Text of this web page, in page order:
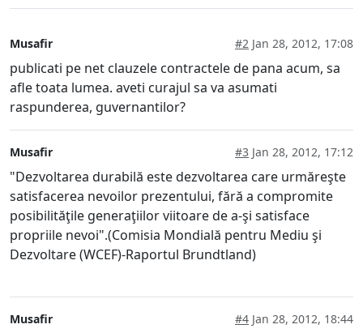
Musafir #2 Jan 28, 2012, 17:08
publicati pe net clauzele contractele de pana acum, sa
afle toata lumea. aveti curajul sa va asumati
raspunderea, guvernantilor?
Musafir #3 Jan 28, 2012, 17:12
"Dezvoltarea durabilă este dezvoltarea care urmăreşte
satisfacerea nevoilor prezentului, fără a compromite
posibilităţile generaţiilor viitoare de a-şi satisface
propriile nevoi".(Comisia Mondială pentru Mediu şi
Dezvoltare (WCEF)-Raportul Brundtland)
Musafir #4 Jan 28, 2012, 18:44